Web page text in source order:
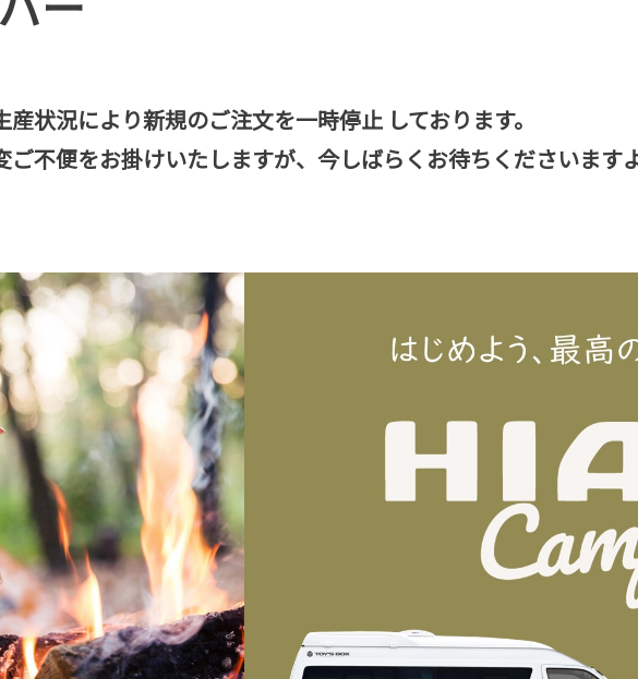
産状況により新規のご注文を一時停止 しております。
不便をお掛けいたしますが、今しばらくお待ちくださいます